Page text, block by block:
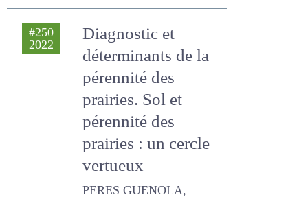
#250
2022
Diagnostic et
déterminants de la
pérennité des
prairies. Sol et
pérennité des
prairies : un cercle
vertueux
PERES GUENOLA,
HOEFFNER K., CLUZEAU